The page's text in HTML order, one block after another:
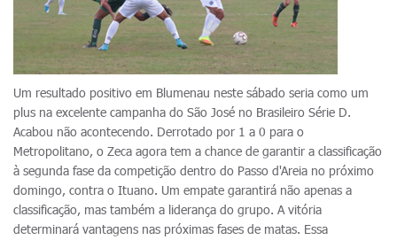
Um resultado positivo em Blumenau neste sábado seria como um
plus na excelente campanha do São José no Brasileiro Série D.
Acabou não acontecendo. Derrotado por 1 a 0 para o
Metropolitano, o Zeca agora tem a chance de garantir a classificação
à segunda fase da competição dentro do Passo d'Areia no próximo
domingo, contra o Ituano. Um empate garantirá não apenas a
classificação, mas também a liderança do grupo. A vitória
determinará vantagens nas próximas fases de matas. Essa